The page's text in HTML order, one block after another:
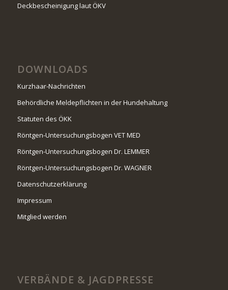
Deckbescheinigung laut ÖKV
DOWNLOADS
Kurzhaar-Nachrichten
Behördliche Meldepflichten in der Hundehaltung
Statuten des ÖKK
Röntgen-Untersuchungsbogen VET MED
Röntgen-Untersuchungsbogen Dr. LEMMER
Röntgen-Untersuchungsbogen Dr. WAGNER
Datenschutzerklärung
Impressum
Mitglied werden
VERBÄNDE & JAGDPRESSE